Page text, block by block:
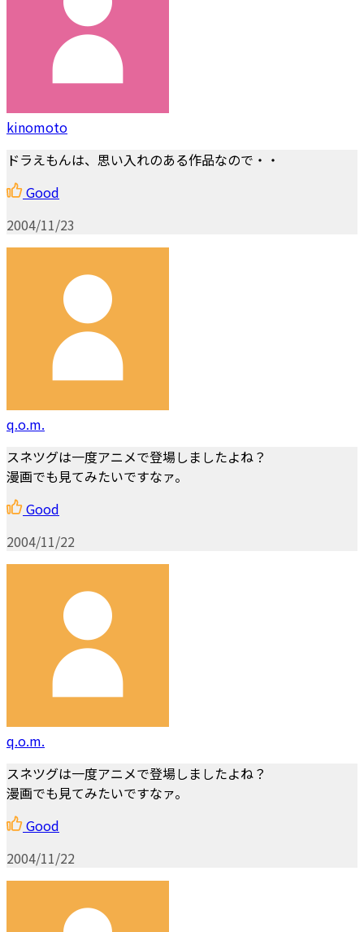
kinomoto
ドラえもんは、思い入れのある作品なので・・
Good
2004/11/23
q.o.m.
スネツグは一度アニメで登場しましたよね？
漫画でも見てみたいですなァ。
Good
2004/11/22
q.o.m.
スネツグは一度アニメで登場しましたよね？
漫画でも見てみたいですなァ。
Good
2004/11/22